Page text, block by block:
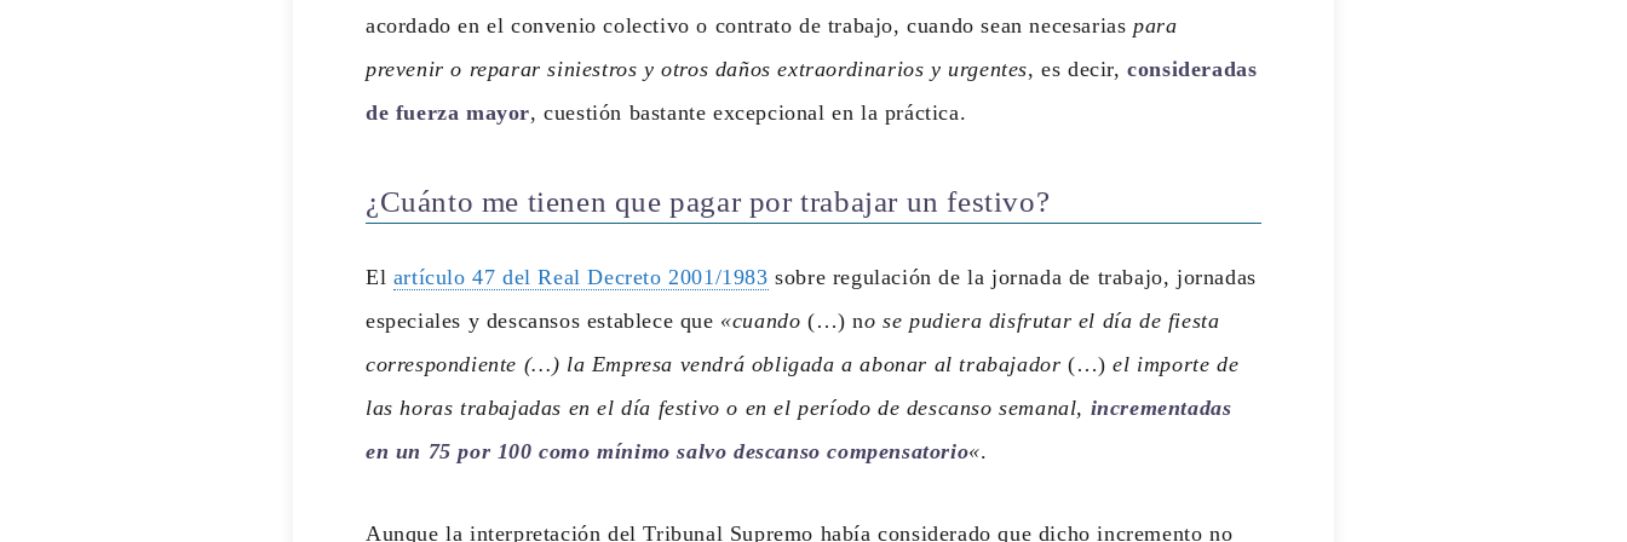
acordado en el convenio colectivo o contrato de trabajo, cuando sean necesarias para
prevenir o reparar siniestros y otros daños extraordinarios y urgentes, es decir, consideradas
de fuerza mayor, cuestión bastante excepcional en la práctica.
¿Cuánto me tienen que pagar por trabajar un festivo?
El artículo 47 del Real Decreto 2001/1983 sobre regulación de la jornada de trabajo, jornadas
especiales y descansos establece que «cuando (…) no se pudiera disfrutar el día de fiesta
correspondiente (…) la Empresa vendrá obligada a abonar al trabajador (…)el importe de
las horas trabajadas en el día festivo o en el período de descanso semanal, incrementadas
en un 75 por 100 como mínimo salvo descanso compensatorio«.
Aunque la interpretación del Tribunal Supremo había considerado que dicho incremento no